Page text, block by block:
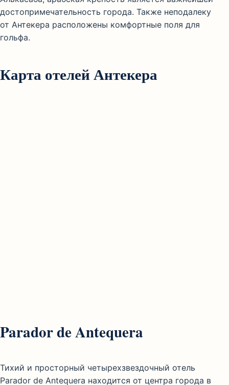
достопримечательность города. Также неподалеку
от Антекера расположены комфортные поля для
гольфа.
Карта отелей Антекера
Parador de Antequera
Тихий и просторный четырехзвездочный отель
Parador de Antequera находится от центра города в